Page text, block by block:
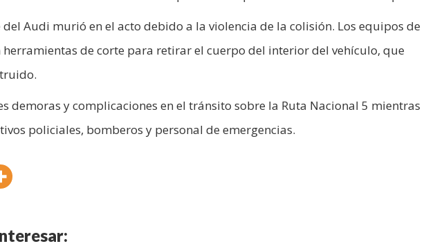
Audi murió en el acto debido a la violencia de la colisión. Los equipos de
de corte para retirar el cuerpo del interior del vehículo, que
demoras y complicaciones en el tránsito sobre la Ruta Nacional 5 mientras
policiales, bomberos y personal de emergencias.